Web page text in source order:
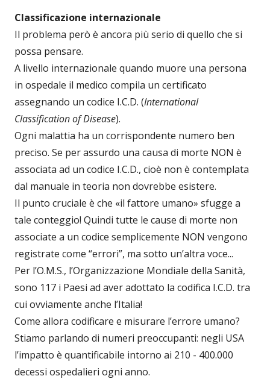
Classificazione internazionale
Il problema però è ancora più serio di quello che si
possa pensare.
A livello internazionale quando muore una persona
in ospedale il medico compila un certificato
assegnando un codice I.C.D. (International
Classification of Disease).
Ogni malattia ha un corrispondente numero ben
preciso. Se per assurdo una causa di morte NON è
associata ad un codice I.C.D., cioè non è contemplata
dal manuale in teoria non dovrebbe esistere.
Il punto cruciale è che «il fattore umano» sfugge a
tale conteggio! Quindi tutte le cause di morte non
associate a un codice semplicemente NON vengono
registrate come “errori”, ma sotto un’altra voce...
Per l’O.M.S., l’Organizzazione Mondiale della Sanità,
sono 117 i Paesi ad aver adottato la codifica I.C.D. tra
cui ovviamente anche l’Italia!
Come allora codificare e misurare l’errore umano?
Stiamo parlando di numeri preoccupanti: negli USA
l’impatto è quantificabile intorno ai 210 - 400.000
decessi ospedalieri ogni anno.